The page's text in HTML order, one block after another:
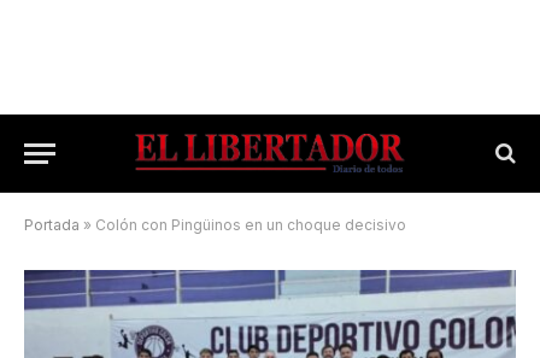
Portada » Colón con Pingüinos en un choque decisivo